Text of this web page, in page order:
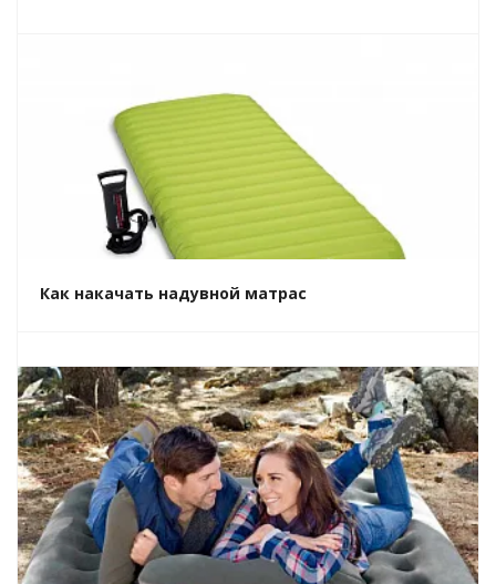
Как накачать надувной матрас